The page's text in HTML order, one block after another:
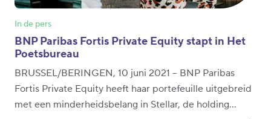
In de pers
BNP Paribas Fortis Private Equity stapt in Het
Poetsbureau
BRUSSEL/BERINGEN, 10 juni 2021 – BNP Paribas
Fortis Private Equity heeft haar portefeuille uitgebreid
met een minderheidsbelang in Stellar, de holding